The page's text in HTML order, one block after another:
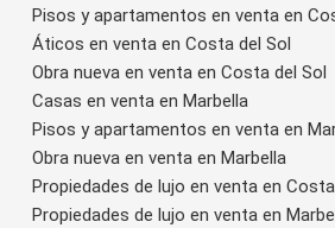
Pisos y apartamentos en venta en
Áticos en venta en Costa del Sol
Obra nueva en venta en Costa del Sol
Casas en venta en Marbella
Pisos y apartamentos en venta en
Obra nueva en venta en Marbella
Propiedades de lujo en venta en
Propiedades de lujo en venta en